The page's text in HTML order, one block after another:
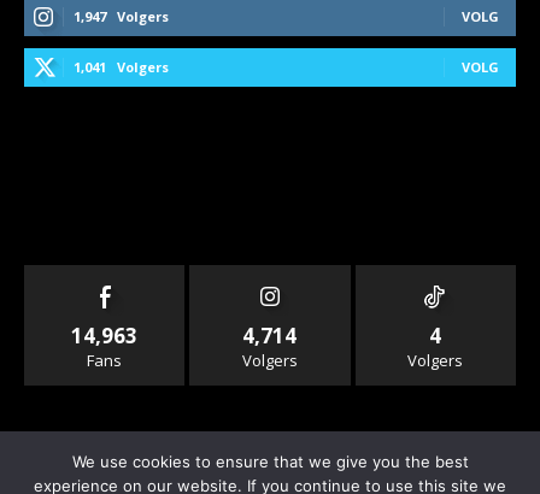
1,947 Volgers VOLG
1,041 Volgers VOLG
14,963
Fans
4,714
Volgers
4
Volgers
We use cookies to ensure that we give you the best
experience on our website. If you continue to use this site we